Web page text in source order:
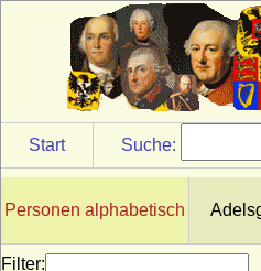
Start Suche:
Personen alphabetisch
Filter:
Braunschweig)
* 960; + 1016
Bruno von Egisheim-Dagsburg
* 21.06.1002; + 19.04.1054
Bruno von Hertzberg (Bruno
Richard von Hertzberg)
* um 970; + 18.02.999
* um 1005; + 27.05.1045